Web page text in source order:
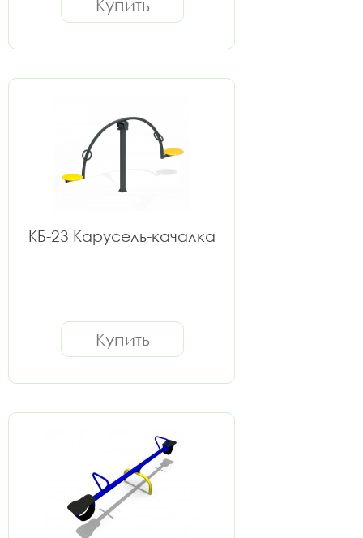
Купить
КБ-23 Карусель-качалка
Купить